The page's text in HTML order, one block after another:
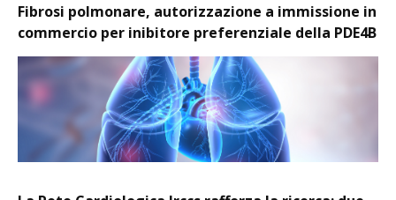
Fibrosi polmonare, autorizzazione a immissione in
commercio per inibitore preferenziale della PDE4B